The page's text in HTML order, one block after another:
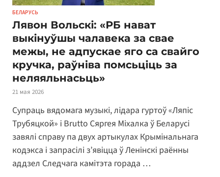
БЕЛАРУСЬ
Лявон Вольскі: «РБ нават
выкінуўшы чалавека за свае
межы, не адпускае яго са свайго
кручка, раўніва помсьціць за
неляяльнасьць»
21 мая 2026
Супраць вядомага музыкі, лідара гуртоў «Ляпіс
Трубяцкой» і Brutto Сяргея Міхалка ў Беларусі
завялі справу па двух артыкулах Крымінальнага
кодэкса і запрасілі з’явіцца ў Ленінскі раённы
аддзел Следчага камітэта горада …